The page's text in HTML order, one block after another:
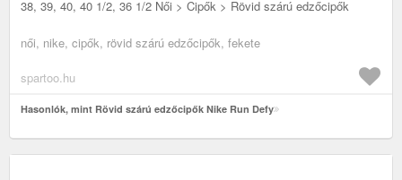
38, 39, 40, 40 1/2, 36 1/2 Női > Cipők > Rövid szárú edzőcipők
női, nike, cipők, rövid szárú edzőcipők, fekete
spartoo.hu
Hasonlók, mint Rövid szárú edzőcipők Nike Run Defy